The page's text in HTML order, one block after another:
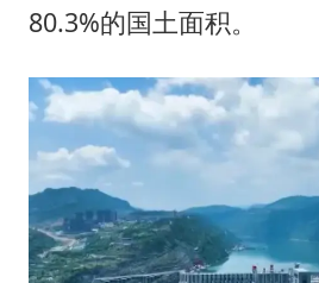
80.3%的国土面积。